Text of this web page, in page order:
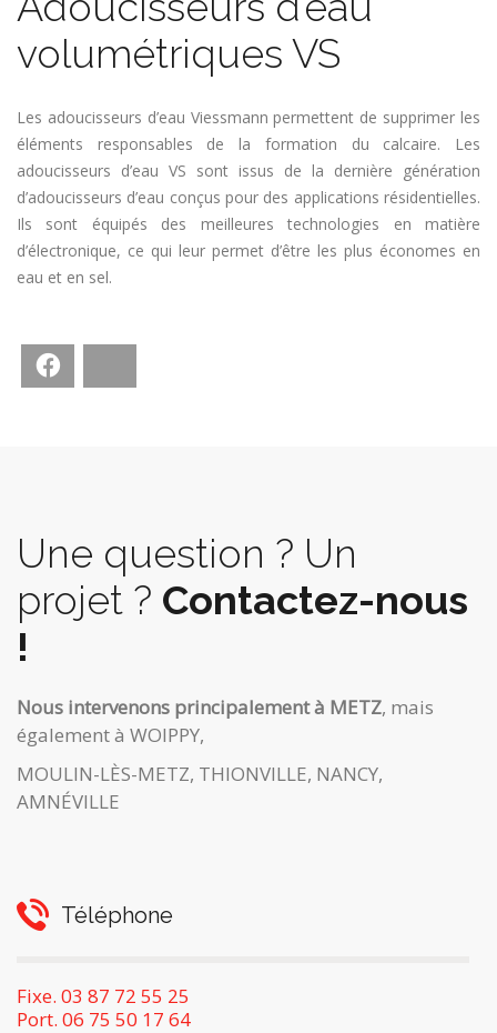
volumétriques VS
Les adoucisseurs d’eau Viessmann permettent de supprimer les
éléments responsables de la formation du calcaire. Les
adoucisseurs d’eau VS sont issus de la dernière génération
d’adoucisseurs d’eau conçus pour des applications résidentielles.
Ils sont équipés des meilleures technologies en matière
d’électronique, ce qui leur permet d’être les plus économes en
eau et en sel.
Une question ? Un
projet ? Contactez-nous
!
Nous intervenons principalement à METZ, mais
également à WOIPPY,
MOULIN-LÈS-METZ, THIONVILLE, NANCY,
AMNÉVILLE
Téléphone
Fixe. 03 87 72 55 25
Port. 06 75 50 17 64